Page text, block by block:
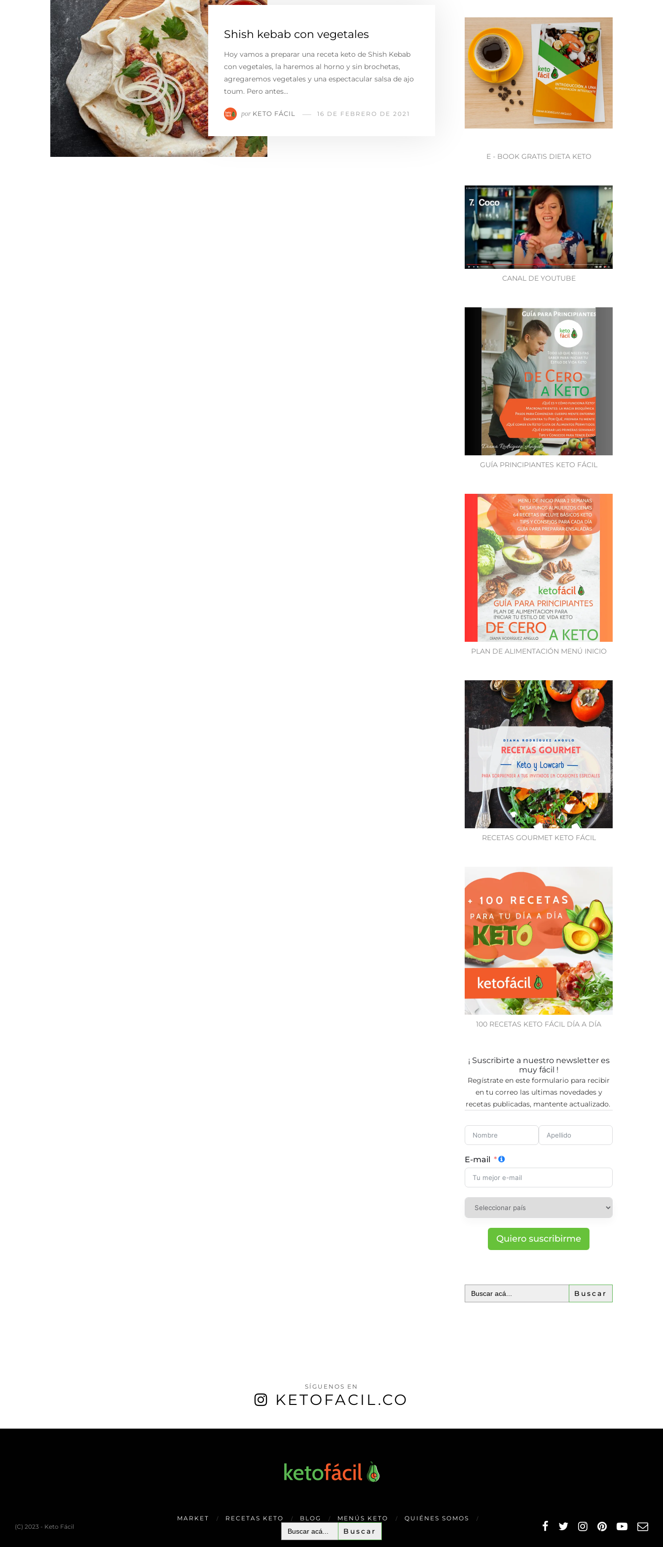
Shish kebab con vegetales
Hoy vamos a preparar una receta keto de Shish Kebab
con vegetales, la haremos al horno y sin brochetas,
agregaremos vegetales y una espectacular salsa de ajo
toum. Pero antes…
por KETO FÁCIL 16 DE FEBRERO DE 2021
E - BOOK GRATIS DIETA KETO
CANAL DE YOUTUBE
GUÍA PRINCIPIANTES KETO FÁCIL
PLAN DE ALIMENTACIÓN MENÚ INICIO
RECETAS GOURMET KETO FÁCIL
100 RECETAS KETO FÁCIL DÍA A DÍA
¡ Suscribirte a nuestro newsletter es
muy fácil !
Regístrate en este formulario para recibir
en tu correo las ultimas novedades y
recetas publicadas, mantente actualizado.
E-mail
Quiero suscribirme
Buscar:
SÍGUENOS EN
KETOFACIL.CO
(C) 2023 - Keto Fácil
MARKET RECETAS KETO BLOG MENÚS KETO QUIÉNES SOMOS
Buscar: